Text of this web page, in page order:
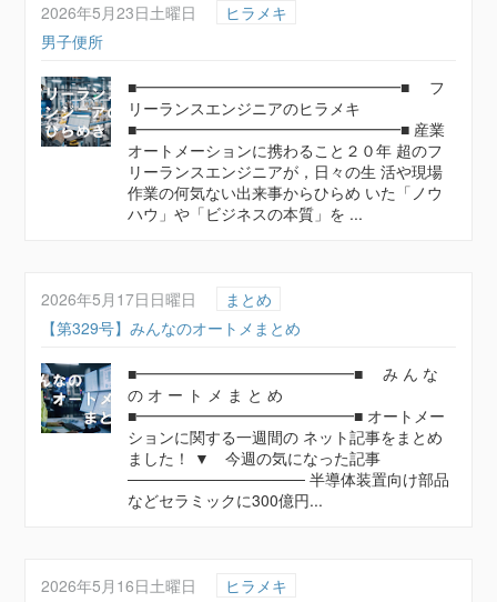
2026年5月23日土曜日
ヒラメキ
男子便所
■━━━━━━━━━━━━━━━━━■ フ
リーランスエンジニアのヒラメキ
■━━━━━━━━━━━━━━━━━■ 産業
オートメーションに携わること２０年 超のフ
リーランスエンジニアが，日々の生 活や現場
作業の何気ない出来事からひらめ いた「ノウ
ハウ」や「ビジネスの本質」を ...
2026年5月17日日曜日
まとめ
【第329号】みんなのオートメまとめ
■━━━━━━━━━━━━━━■ み ん な
の オ ー ト メ ま と め
■━━━━━━━━━━━━━━■ オートメー
ションに関する一週間の ネット記事をまとめ
ました！ ▼ 今週の気になった記事
──────────────── 半導体装置向け部品
などセラミックに300億円...
2026年5月16日土曜日
ヒラメキ